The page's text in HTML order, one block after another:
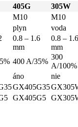
405G
305W
M10
M10
plyn
voda
0.8 – 1.6
mm
0.8 –
mm
400 A/35%
300
A/100%
áno
nie
GX405G35
GX405G5